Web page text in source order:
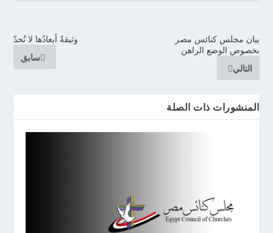
وثيقةٌ أبعادُها لا تُحدّ
سابق
بيان مجلس كنائس مصر
بخصوص الوضع الراهن
التالي
المنشورات ذات الصلة